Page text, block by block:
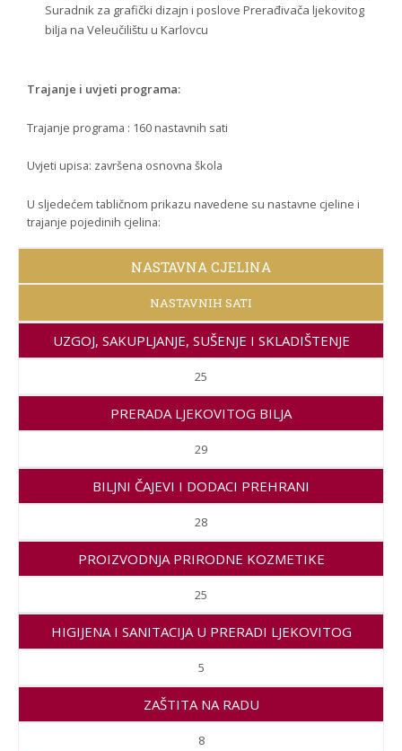
Suradnik za grafički dizajn i poslove Prerađivača ljekovitog
bilja na Veleučilištu u Karlovcu
Trajanje i uvjeti programa:
Trajanje programa : 160 nastavnih sati
Uvjeti upisa: završena osnovna škola
U sljedećem tabličnom prikazu navedene su nastavne cjeline i
trajanje pojedinih cjelina:
NASTAVNA CJELINA
NASTAVNIH SATI
UZGOJ, SAKUPLJANJE, SUŠENJE I SKLADIŠTENJE
25
PRERADA LJEKOVITOG BILJA
29
BILJNI ČAJEVI I DODACI PREHRANI
28
PROIZVODNJA PRIRODNE KOZMETIKE
25
HIGIJENA I SANITACIJA U PRERADI LJEKOVITOG
5
ZAŠTITA NA RADU
8